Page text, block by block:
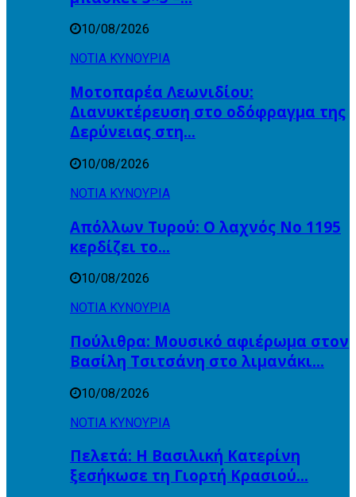
10/08/2026
ΝΟΤΙΑ ΚΥΝΟΥΡΙΑ
Μοτοπαρέα Λεωνιδίου:
Διανυκτέρευση στο οδόφραγμα της
Δερύνειας στη…
10/08/2026
ΝΟΤΙΑ ΚΥΝΟΥΡΙΑ
Απόλλων Τυρού: Ο λαχνός Νο 1195
κερδίζει το…
10/08/2026
ΝΟΤΙΑ ΚΥΝΟΥΡΙΑ
Πούλιθρα: Μουσικό αφιέρωμα στον
Βασίλη Τσιτσάνη στο λιμανάκι…
10/08/2026
ΝΟΤΙΑ ΚΥΝΟΥΡΙΑ
Πελετά: Η Βασιλική Κατερίνη
ξεσήκωσε τη Γιορτή Κρασιού…